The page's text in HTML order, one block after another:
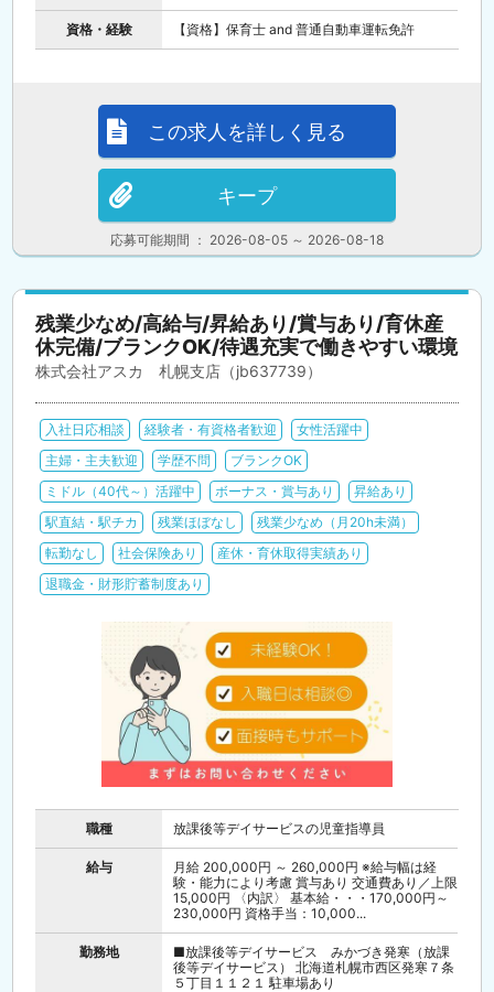
資格・経験 【資格】保育士 and 普通自動車運転免許
応募可能期間 ： 2026-08-05 ～ 2026-08-18
この求人を詳しく見る
キープ
残業少なめ/高給与/昇給あり/賞与あり/育休産
休完備/ブランクOK/待遇充実で働きやすい環境
株式会社アスカ 札幌支店（jb637739）
入社日応相談 経験者・有資格者歓迎
女性活躍中
主婦・主夫歓迎
学歴不問
ブランクOK
ミドル（40代～）活躍中
ボーナス・賞与あり
昇給あり
駅直結・駅チカ
残業ほぼなし
残業少なめ（月20h未満）
転勤なし
社会保険あり
産休・育休取得実績あり
退職金・財形貯蓄制度あり
職種 放課後等デイサービスの児童指導員
給与
月給 200,000円 ～ 260,000円 ※給与幅は経
験・能力により考慮 賞与あり 交通費あり／上限
15,000円 〈内訳〉 基本給・・・170,000円～
230,000円 資格手当：10,000...
勤務地
■放課後等デイサービス みかづき発寒（放課
後等デイサービス） 北海道札幌市西区発寒７条
５丁目１１２１ 駐車場あり